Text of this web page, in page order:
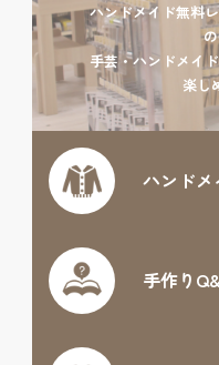
ハンドメイド無料
手芸・ハンドメイ
楽し
ハンドメ
手作り